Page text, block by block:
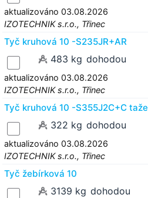
aktualizováno 03.08.2026
IZOTECHNIK s.r.o., Třinec
Tyč kruhová 10 -S235JR+AR
483 kg dohodou
aktualizováno 03.08.2026
IZOTECHNIK s.r.o., Třinec
Tyč kruhová 10 -S355J2C+C
322 kg dohodou
aktualizováno 03.08.2026
IZOTECHNIK s.r.o., Třinec
Tyč žebírková 10
3139 kg dohodou